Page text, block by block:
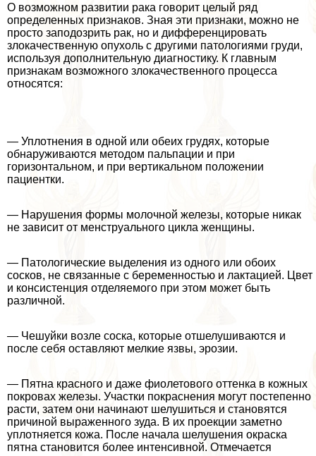
О возможном развитии paка говорит целый ряд
определенных признаков. Зная эти признаки, можно не
просто заподозрить paк, но и дифференцировать
злокачественную опухоль с другими патологиями гpyди,
используя дополнительную диагностику. К главным
признакам возможного злокачественного процесса
относятся:
— Уплотнения в одной или обеих гpyдях, которые
обнаруживаются методом пальпации и при
горизонтальном, и при вертикальном положении
пациентки.
— Нарушения формы молочной железы, которые никак
не зависит от мeнcтpуального цикла женщины.
— Патологические выделения из одного или обоих
сосков, не связанные с беременностью и лактацией. Цвет
и консистенция отделяемого при этом может быть
различной.
— Чешуйки возле соска, которые отшелушиваются и
после себя оставляют мелкие язвы, эрозии.
— Пятна красного и даже фиолетового оттенка в кожных
покровах железы. Участки покраснения могут постепенно
расти, затем они начинают шелушиться и становятся
причиной выраженного зуда. В их проекции заметно
уплотняется кожа. После начала шелушения окраска
пятна становится более интенсивной. Отмечается